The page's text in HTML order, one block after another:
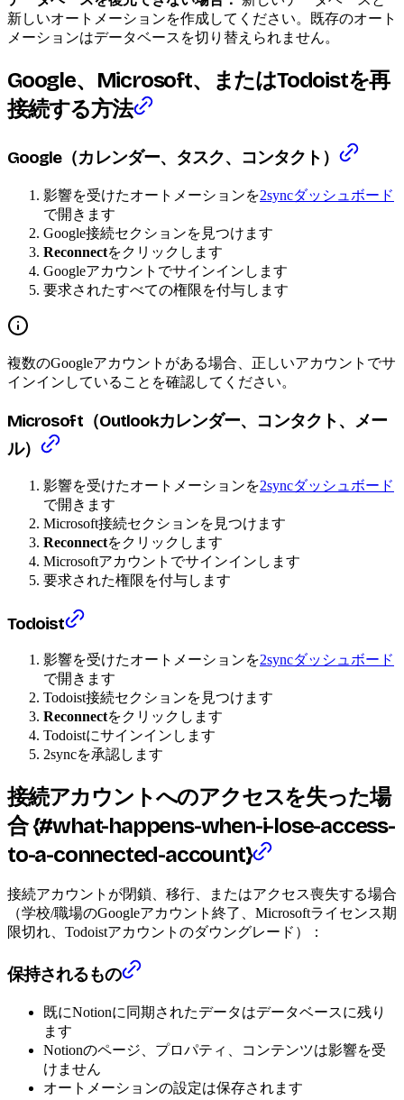
新しいオートメーションを作成してください。既存のオート
メーションはデータベースを切り替えられません。
Google、Microsoft、またはTodoistを再
接続する方法
Google（カレンダー、タスク、コンタクト）
影響を受けたオートメーションを2syncダッシュボード
で開きます
Google接続セクションを見つけます
Reconnectをクリックします
Googleアカウントでサインインします
要求されたすべての権限を付与します
複数のGoogleアカウントがある場合、正しいアカウントでサ
インインしていることを確認してください。
Microsoft（Outlookカレンダー、コンタクト、メー
ル）
影響を受けたオートメーションを2syncダッシュボード
で開きます
Microsoft接続セクションを見つけます
Reconnectをクリックします
Microsoftアカウントでサインインします
要求された権限を付与します
Todoist
影響を受けたオートメーションを2syncダッシュボード
で開きます
Todoist接続セクションを見つけます
Reconnectをクリックします
Todoistにサインインします
2syncを承認します
接続アカウントへのアクセスを失った場
合 {#what-happens-when-i-lose-access-
to-a-connected-account}
接続アカウントが閉鎖、移行、またはアクセス喪失する場合
（学校/職場のGoogleアカウント終了、Microsoftライセンス期
限切れ、Todoistアカウントのダウングレード）：
保持されるもの
既にNotionに同期されたデータはデータベースに残り
ます
Notionのページ、プロパティ、コンテンツは影響を受
けません
オートメーションの設定は保存されます